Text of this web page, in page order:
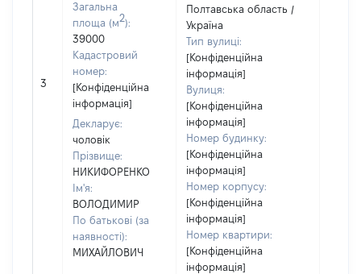
3
Загальна
площа (м2):
39000
Кадастровий
номер:
[Конфіденційна
інформація]
Декларує:
чоловік
Прізвище:
НИКИФОРЕНКО
Ім'я:
ВОЛОДИМИР
По батькові (за
наявності):
МИХАЙЛОВИЧ
Полтавська область /
Україна
Тип вулиці:
[Конфіденційна
інформація]
Вулиця:
[Конфіденційна
інформація]
Номер будинку:
[Конфіденційна
інформація]
Номер корпусу:
[Конфіденційна
інформація]
Номер квартири:
[Конфіденційна
інформація]